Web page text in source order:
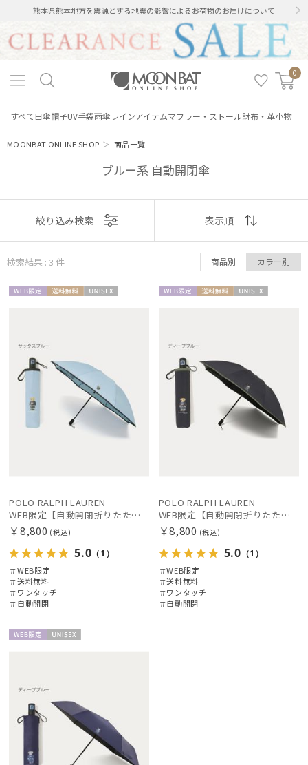
熊本県熊本地方を震源とする地震の影響によるお荷物のお届けについて
0
すべて日傘帽子UV手袋雨傘 レインアイテムマフラー・ストール財布・革小物
MOONBAT ONLINE SHOP ＞商品一覧
ブルー系 自動開閉傘
絞り込み
カテゴリー
ブランド
価格・割引率
在庫表示
販売状況
入荷状況
表示
おすすめ
順
価格の低い
順
人気順
絞り込み検索 表示順
検索結果 : 3 件 商品別 カラー別
POLO RALPH LAUREN
WEB限定【自動開閉折りたたみ傘】ポロ ラルフ ローレン（POLO RALPH LAUREN）FLAG ベア ワンタッチ開閉
￥8,800 (税込)
5.0 （1）
＃WEB限定
＃送料無料
＃ワンタッチ
＃自動開閉
POLO RALPH LAUREN
WEB限定【自動開閉折りたたみ傘】ポロ ラルフ ローレン（POLO RALPH LAUREN）FLAG ベア ワンタッチ開閉
￥8,800 (税込)
5.0 （1）
＃WEB限定
＃送料無料
＃ワンタッチ
＃自動開閉